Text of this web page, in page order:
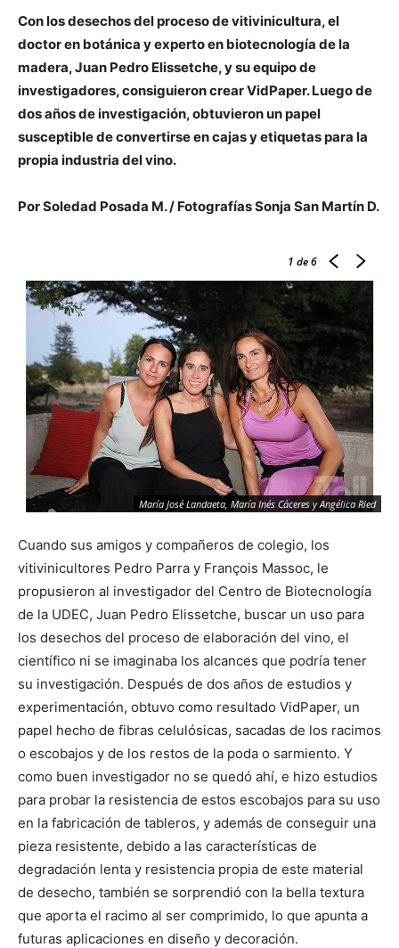
Con los desechos del proceso de vitivinicultura, el
doctor en botánica y experto en biotecnología de la
madera, Juan Pedro Elissetche, y su equipo de
investigadores, consiguieron crear VidPaper. Luego de
dos años de investigación, obtuvieron un papel
susceptible de convertirse en cajas y etiquetas para la
propia industria del vino.
Por Soledad Posada M. / Fotografías Sonja San Martín D.
1 de 6
María José Landaeta, María Inés Cáceres y Angélica Ried
Cuando sus amigos y compañeros de colegio, los
vitivinicultores Pedro Parra y François Massoc, le
propusieron al investigador del Centro de Biotecnología
de la UDEC, Juan Pedro Elissetche, buscar un uso para
los desechos del proceso de elaboración del vino, el
científico ni se imaginaba los alcances que podría tener
su investigación. Después de dos años de estudios y
experimentación, obtuvo como resultado VidPaper, un
papel hecho de fibras celulósicas, sacadas de los racimos
o escobajos y de los restos de la poda o sarmiento. Y
como buen investigador no se quedó ahí, e hizo estudios
para probar la resistencia de estos escobajos para su uso
en la fabricación de tableros, y además de conseguir una
pieza resistente, debido a las características de
degradación lenta y resistencia propia de este material
de desecho, también se sorprendió con la bella textura
que aporta el racimo al ser comprimido, lo que apunta a
futuras aplicaciones en diseño y decoración.